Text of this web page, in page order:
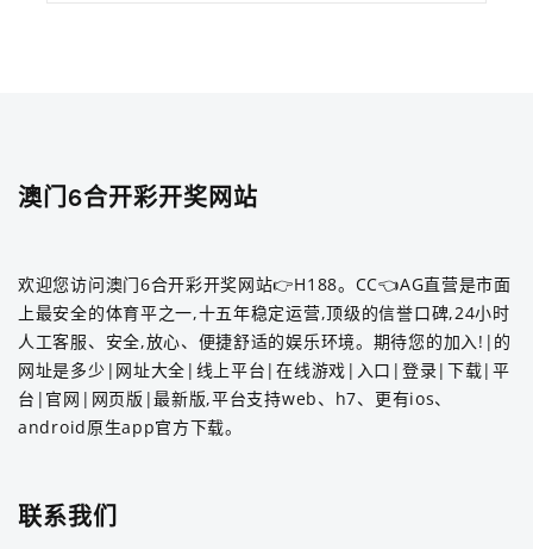
澳门6合开彩开奖网站
欢迎您访问澳门6合开彩开奖网站👉H188。CC👈AG直营是市面
上最安全的体育平之一,十五年稳定运营,顶级的信誉口碑,24小时
人工客服、安全,放心、便捷舒适的娱乐环境。期待您的加入!|的
网址是多少|网址大全|线上平台|在线游戏|入口|登录|下载|平
台|官网|网页版|最新版,平台支持web、h7、更有ios、
android原生app官方下载。
联系我们